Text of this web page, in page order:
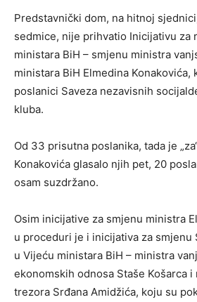
Predstavnički dom, na hitnoj
sedmice, nije prihvatio Inicijativu za
ministara BiH – smjenu ministra
ministara BiH Elmedina
poslanici Saveza nezavisnih
kluba.
Od 33 prisutna poslanika, tada je
Konakovića glasalo njih pet, 20
osam suzdržano.
Osim inicijative za smjenu ministra
u proceduri je i inicijativa za smjenu
u Vijeću ministara BiH – ministra
ekonomskih odnosa Staše Košarca
trezora Srđana Amidžića, koju su